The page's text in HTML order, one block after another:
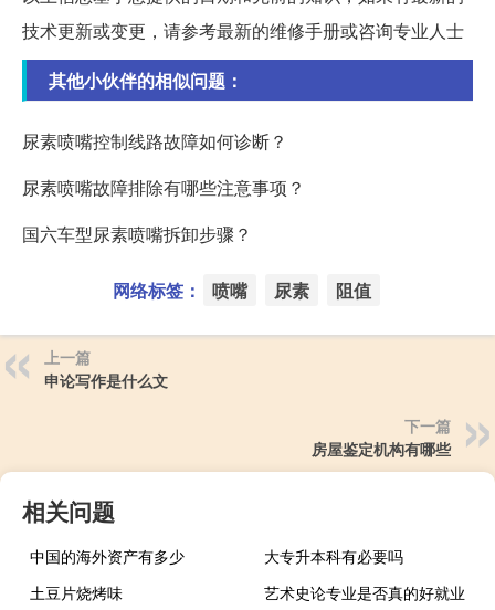
技术更新或变更，请参考最新的维修手册或咨询专业人士
其他小伙伴的相似问题：
尿素喷嘴控制线路故障如何诊断？
尿素喷嘴故障排除有哪些注意事项？
国六车型尿素喷嘴拆卸步骤？
网络标签： 喷嘴 尿素 阻值
上一篇
申论写作是什么文
下一篇
房屋鉴定机构有哪些
相关问题
中国的海外资产有多少
大专升本科有必要吗
土豆片烧烤味
艺术史论专业是否真的好就业